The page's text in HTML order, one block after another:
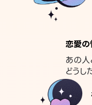
恋愛
あの
どうし